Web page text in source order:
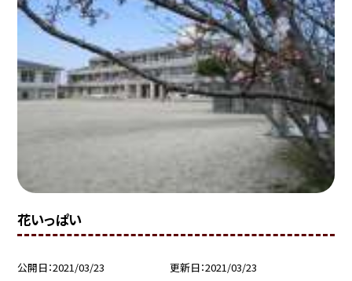
花いっぱい
公開日 2021/03/23 更新日 2021/03/23